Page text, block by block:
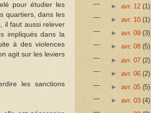
pour étudier les
quartiers, dans les
il faut aussi relever
impliqués dans la
à des violences
agit sur les leviers
les sanctions
► avr. 12 (1)
► avr. 10 (1)
► avr. 09 (3)
► avr. 08 (5)
► avr. 07 (2)
► avr. 06 (2)
► avr. 05 (5)
► avr. 03 (4)